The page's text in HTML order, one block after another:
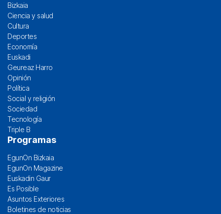
Bizkaia
Ciencia y salud
Cultura
Deportes
Economía
Euskadi
Geureaz Harro
Opinión
Política
Social y religión
Sociedad
Tecnología
Triple B
Programas
EgunOn Bizkaia
EgunOn Magazine
Euskadin Gaur
Es Posible
Asuntos Exteriores
Boletines de noticias